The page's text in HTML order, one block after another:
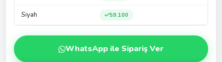
Siyah 59.100
WhatsApp ile Sipariş Ver